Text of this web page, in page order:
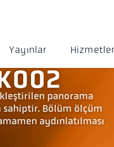
Yayınlar Hizmetler
panorama
sahiptir. Bölüm ölçüm
aydınlatılması